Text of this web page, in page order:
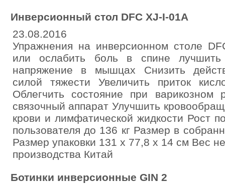
Инверсионный стол DFC XJ-I-01A
23.08.2016
Упражнения на инверсионном столе
или ослабить боль в спине
напряжение в мышцах Снизить
силой тяжести Увеличить приток
Облегчить состояние при варикозном
связочный аппарат Улучшить
крови и лимфатической жидкости Рост
пользователя до 136 кг Размер в
Размер упаковки 131 х 77,8 х 14 см Вес
производства Китай
Ботинки инверсионные GIN 2